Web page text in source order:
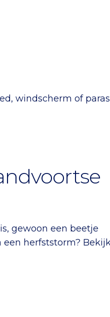
windscherm of
gewoon een beetje
herfststorm?